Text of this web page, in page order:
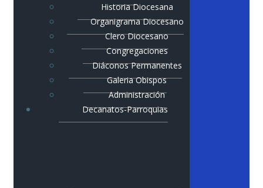
Historia Diocesana
Organigrama Diocesano
Clero Diocesano
Congregaciones
Diáconos Permanentes
Galeria Obispos
Administración
Decanatos-Parroquias